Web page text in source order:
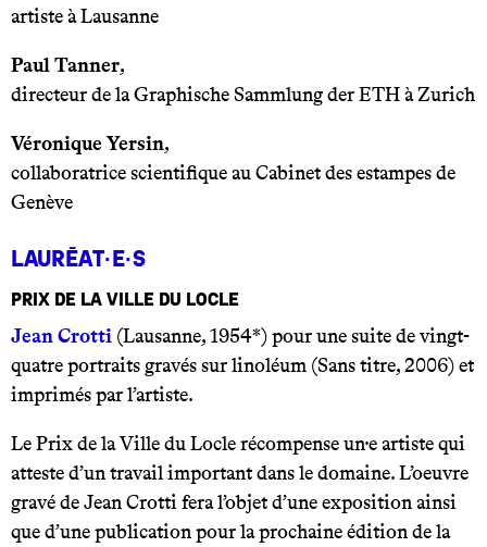
artiste à Lausanne
Paul Tanner,
directeur de la Graphische Sammlung der ETH à Zurich
Véronique Yersin,
collaboratrice scientifique au Cabinet des estampes de
Genève
Lauréat·e·s
Prix de la Ville du Locle
Jean Crotti (Lausanne, 1954*) pour une suite de vingt-
quatre portraits gravés sur linoléum (Sans titre, 2006) et
imprimés par l’artiste.
Le Prix de la Ville du Locle récompense un·e artiste qui
atteste d’un travail important dans le domaine. L’oeuvre
gravé de Jean Crotti fera l’objet d’une exposition ainsi
que d’une publication pour la prochaine édition de la